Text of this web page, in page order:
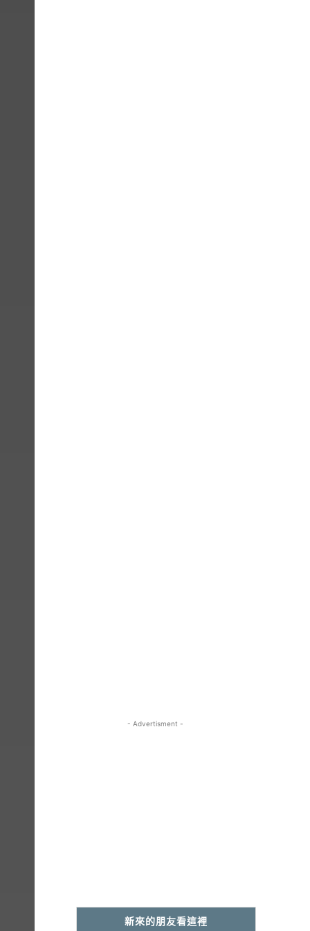
- Advertisment -
新來的朋友看這裡